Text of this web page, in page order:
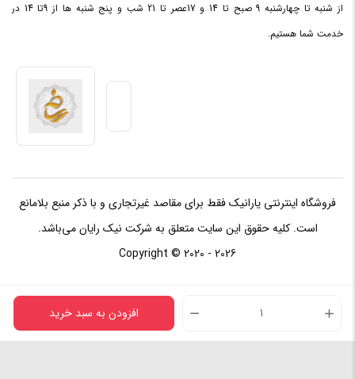
افزودن به سبد خرید
از شنبه تا چهارشنبه 9 صبح تا 14 و 17عصر تا 21 شب و پنج شنبه ها از 9تا 14 در
خدمت شما هستیم.
فروشگاه اینترنتی یارانیک فقط برای مقاصد غیرتجاری و با ذکر منبع بلامانع
است. کلیه حقوق این سایت متعلق به شرکت نیک رایان می‌باشد.
Copyright © 2020 - 2026